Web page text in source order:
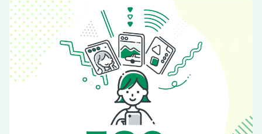
醤油麹／肉巻きピーマン
簡単みぞれ鍋／醤油麹のサーモン包み焼き
キムチマンドゥ／生かつおのにらまみれ
タコライス
我が家の定番ハンバーグ／鶏のほろほろ焼き
やみつき味玉／アスパラ肉巻き
豚肉と玉ねぎのトンテキ風炒め／ほったらかし麹ごはん
豚にらトマト／スコップキャベツメンチ